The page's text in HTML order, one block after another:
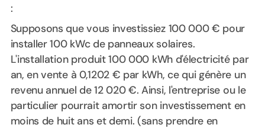
:
Supposons que vous investissiez 100 000 € pour
installer 100 kWc de panneaux solaires.
L'installation produit 100 000 kWh d'électricité par
an, en vente à 0,1202 € par kWh, ce qui génère un
revenu annuel de 12 020 €. Ainsi, l'entreprise ou le
particulier pourrait amortir son investissement en
moins de huit ans et demi. (sans prendre en